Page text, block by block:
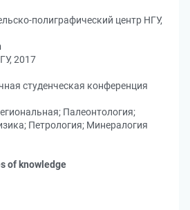
полиграфический центр НГУ,
2017
студенческая конференция
Палеонтология;
Петрология; Минералогия
of knowledge